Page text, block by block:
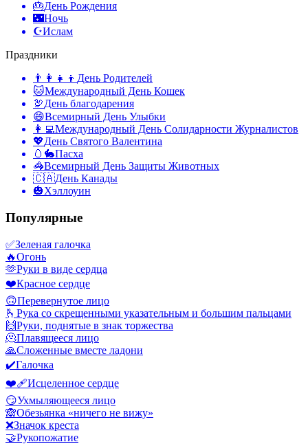
🎂День Рождения
🌃Ночь
☪️Ислам
Праздники
👨‍👩‍👧‍👦 День Родителей
🐱Международный День Кошек
🦃День благодарения
😄Всемирный День Улыбки
👩‍💻Международный День Солидарности Журналистов
💖День Святого Валентина
🥚🐇Пасха
🦓Всемирный День Защиты Животных
🇨🇦День Канады
🎃Хэллоуин
Популярные
✅Зеленая галочка
🔥Огонь
🫶Руки в виде сердца
❤️Красное сердце
🙃Перевернутое лицо
🫰 Рука со скрещенными указательным и большим пальцами
🙌Руки, поднятые в знак торжества
🫠Плавящееся лицо
🙏Сложенные вместе ладони
✔️Галочка
❤️‍🩹Исцеленное сердце
😏Ухмыляющееся лицо
🙈Обезьянка «ничего не вижу»
❌Значок креста
🤝Рукопожатие